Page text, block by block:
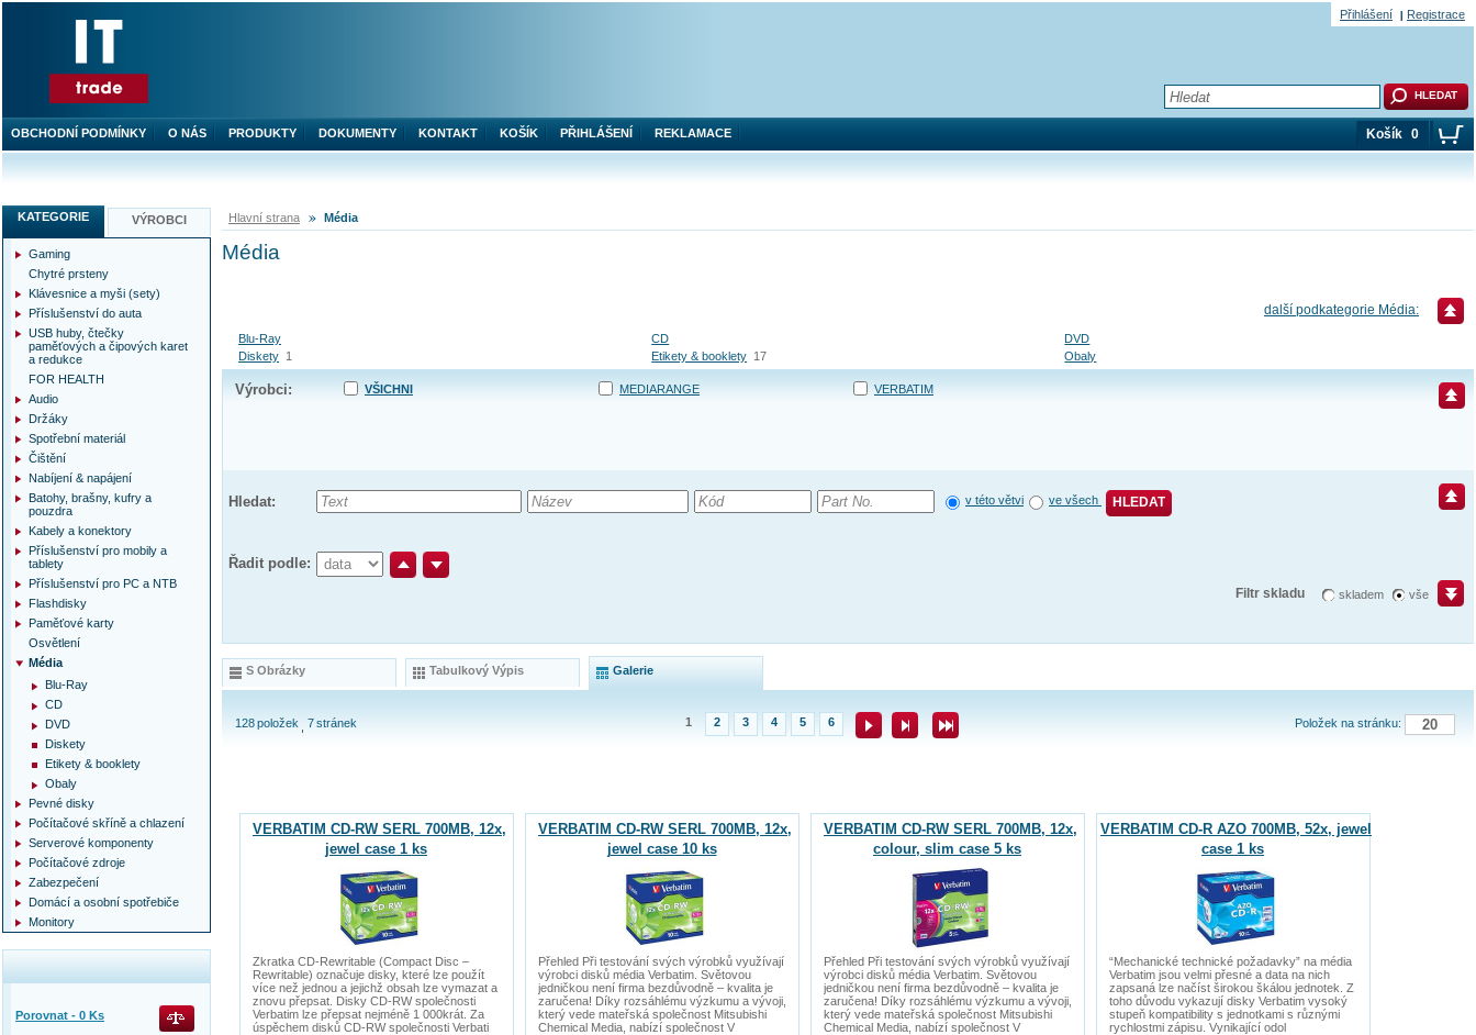
Hlavní strana Média
Média
další podkategorie Média:
Blu-Ray CD
DVD
Diskety 1 Etikety & booklety 17 Obaly
Výrobci: VŠICHNI MEDIARANGE VERBATIM
Hledat: v této větvi ve všech HLEDAT
Řadit podle:
Filtr skladu skladem vše
S Obrázky Tabulkový Výpis Galerie
Položek na stránku:
128položek 7stránek 1 2 3 4 5 6
VERBATIM CD-RW SERL 700MB, 12x,
jewel case 1 ks
Zkratka CD-Rewritable (Compact Disc –
Rewritable) označuje disky, které lze použít
více než jednou a jejichž obsah lze vymazat a
znovu přepsat. Disky CD-RW společnosti
Verbatim lze přepsat nejméně 1 000krát. Za
úspěchem disků CD-RW společnosti Verbati
VERBATIM CD-RW SERL 700MB, 12x,
jewel case 10 ks
Přehled Při testování svých výrobků využívají
výrobci disků média Verbatim. Světovou
jedničkou není firma bezdůvodně – kvalita je
zaručena! Díky rozsáhlému výzkumu a vývoji,
který vede mateřská společnost Mitsubishi
Chemical Media, nabízí společnost V
VERBATIM CD-RW SERL 700MB, 12x,
colour, slim case 5 ks
Přehled Při testování svých výrobků využívají
výrobci disků média Verbatim. Světovou
jedničkou není firma bezdůvodně – kvalita je
zaručena! Díky rozsáhlému výzkumu a vývoji,
který vede mateřská společnost Mitsubishi
Chemical Media, nabízí společnost V
VERBATIM CD-R AZO 700MB, 52x, jewel
case 1 ks
“Mechanické technické požadavky” na média
Verbatim jsou velmi přesné a data na nich
zapsaná lze načíst širokou škálou jednotek. Z
toho důvodu vykazují disky Verbatim vysoký
stupeň kompatibility s jednotkami s různými
rychlostmi zápisu. Vynikající odol
KATEGORIE VÝROBCI
Gaming
Chytré prsteny
Klávesnice a myši (sety)
Příslušenství do auta
USB huby, čtečky
paměťových a čipových karet
a redukce
FOR HEALTH
Audio
Držáky
Spotřební materiál
Čištění
Nabíjení & napájení
Batohy, brašny, kufry a
pouzdra
Kabely a konektory
Příslušenství pro mobily a
tablety
Příslušenství pro PC a NTB
Flashdisky
Paměťové karty
Osvětlení
Média
Blu-Ray
CD
DVD
Diskety
Etikety & booklety
Obaly
Pevné disky
Počítačové skříně a chlazení
Serverové komponenty
Počítačové zdroje
Zabezpečení
Domácí a osobní spotřebiče
Monitory
Porovnat - 0 Ks
OBCHODNÍ PODMÍNKY O NÁS PRODUKTY DOKUMENTY KONTAKT KOŠÍK PŘIHLÁŠENÍ REKLAMACE Košík 0
Přihlášení Registrace